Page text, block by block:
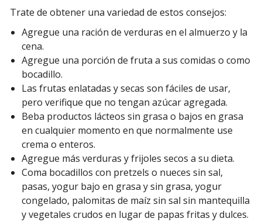
Trate de obtener una variedad de estos consejos:
Agregue una ración de verduras en el almuerzo y la
cena.
Agregue una porción de fruta a sus comidas o como
bocadillo.
Las frutas enlatadas y secas son fáciles de usar,
pero verifique que no tengan azúcar agregada.
Beba productos lácteos sin grasa o bajos en grasa
en cualquier momento en que normalmente use
crema o enteros.
Agregue más verduras y frijoles secos a su dieta.
Coma bocadillos con pretzels o nueces sin sal,
pasas, yogur bajo en grasa y sin grasa, yogur
congelado, palomitas de maíz sin sal sin mantequilla
y vegetales crudos en lugar de papas fritas y dulces.